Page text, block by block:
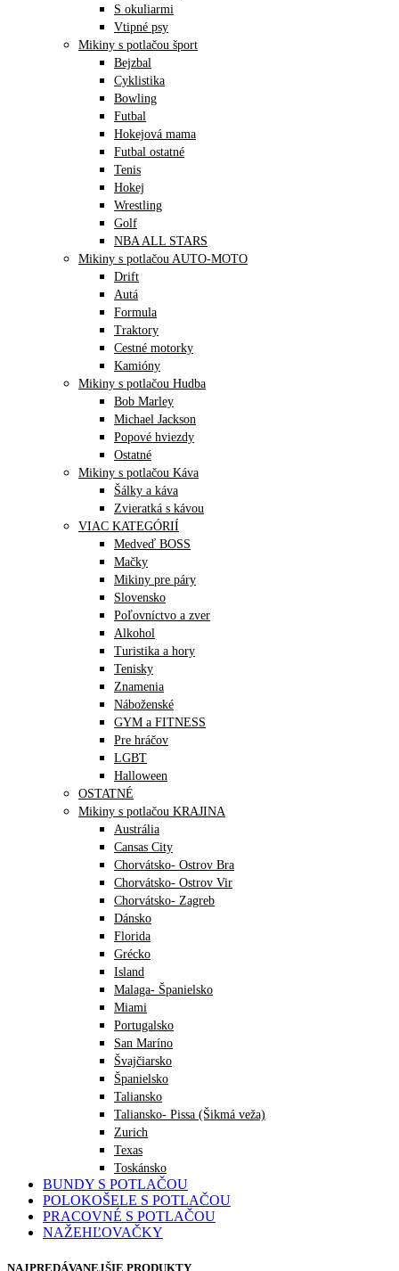
S okuliarmi
Vtipné psy
Mikiny s potlačou šport
Bejzbal
Cyklistika
Bowling
Futbal
Hokejová mama
Futbal ostatné
Tenis
Hokej
Wrestling
Golf
NBA ALL STARS
Mikiny s potlačou AUTO-MOTO
Drift
Autá
Formula
Traktory
Cestné motorky
Kamióny
Mikiny s potlačou Hudba
Bob Marley
Michael Jackson
Popové hviezdy
Ostatné
Mikiny s potlačou Káva
Šálky a káva
Zvieratká s kávou
VIAC KATEGÓRIÍ
Medveď BOSS
Mačky
Mikiny pre páry
Slovensko
Poľovníctvo a zver
Alkohol
Turistika a hory
Tenisky
Znamenia
Náboženské
GYM a FITNESS
Pre hráčov
LGBT
Halloween
OSTATNÉ
Mikiny s potlačou KRAJINA
Austrália
Cansas City
Chorvátsko- Ostrov Bra
Chorvátsko- Ostrov Vir
Chorvátsko- Zagreb
Dánsko
Florida
Grécko
Island
Malaga- Španielsko
Miami
Portugalsko
San Maríno
Švajčiarsko
Španielsko
Taliansko
Taliansko- Pissa (Šikmá veža)
Zurich
Texas
Toskánsko
BUNDY S POTLAČOU
POLOKOŠELE S POTLAČOU
PRACOVNÉ S POTLAČOU
NAŽEHĽOVAČKY
NAJPREDÁVANEJŠIE PRODUKTY